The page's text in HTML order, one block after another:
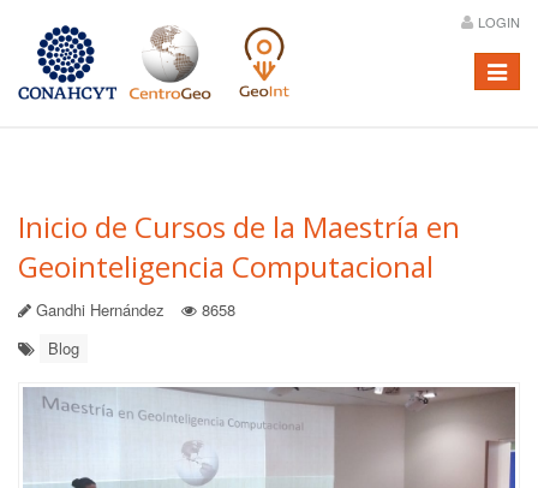
LOGIN
Menú
Inicio de Cursos de la Maestría en
Geointeligencia Computacional
Gandhi Hernández
8658
Blog